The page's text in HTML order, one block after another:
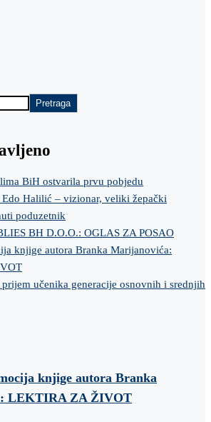
Pretraga
BiH ostvarila prvu pobjedu
Edo Halilić – vizionar, veliki žepački
poduzetnik
BH D.O.O.: OGLAS ZA POSAO
knjige autora Branka Marijanovića:
učenika generacije osnovnih i srednjih
knjige autora Branka
LEKTIRA ZA ŽIVOT